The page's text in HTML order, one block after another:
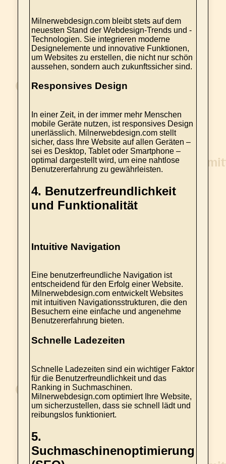
Milnerwebdesign.com bleibt stets auf dem
neuesten Stand der Webdesign-Trends und -
Technologien. Sie integrieren moderne
Designelemente und innovative Funktionen,
um Websites zu erstellen, die nicht nur schön
aussehen, sondern auch zukunftssicher sind.
Responsives Design
In einer Zeit, in der immer mehr Menschen
mobile Geräte nutzen, ist responsives Design
unerlässlich. Milnerwebdesign.com stellt
sicher, dass Ihre Website auf allen Geräten –
sei es Desktop, Tablet oder Smartphone –
optimal dargestellt wird, um eine nahtlose
Benutzererfahrung zu gewährleisten.
4. Benutzerfreundlichkeit
und Funktionalität
Intuitive Navigation
Eine benutzerfreundliche Navigation ist
entscheidend für den Erfolg einer Website.
Milnerwebdesign.com entwickelt Websites
mit intuitiven Navigationsstrukturen, die den
Besuchern eine einfache und angenehme
Benutzererfahrung bieten.
Schnelle Ladezeiten
Schnelle Ladezeiten sind ein wichtiger Faktor
für die Benutzerfreundlichkeit und das
Ranking in Suchmaschinen.
Milnerwebdesign.com optimiert Ihre Website,
um sicherzustellen, dass sie schnell lädt und
reibungslos funktioniert.
5.
Suchmaschinenoptimierung